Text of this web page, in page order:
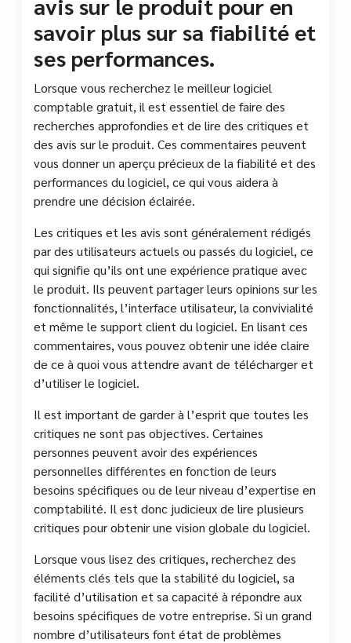
savoir plus sur sa fiabilité et
ses performances.
Lorsque vous recherchez le meilleur logiciel
comptable gratuit, il est essentiel de faire des
recherches approfondies et de lire des critiques et
des avis sur le produit. Ces commentaires peuvent
vous donner un aperçu précieux de la fiabilité et des
performances du logiciel, ce qui vous aidera à
prendre une décision éclairée.
Les critiques et les avis sont généralement rédigés
par des utilisateurs actuels ou passés du logiciel, ce
qui signifie qu’ils ont une expérience pratique avec
le produit. Ils peuvent partager leurs opinions sur les
fonctionnalités, l’interface utilisateur, la convivialité
et même le support client du logiciel. En lisant ces
commentaires, vous pouvez obtenir une idée claire
de ce à quoi vous attendre avant de télécharger et
d’utiliser le logiciel.
Il est important de garder à l’esprit que toutes les
critiques ne sont pas objectives. Certaines
personnes peuvent avoir des expériences
personnelles différentes en fonction de leurs
besoins spécifiques ou de leur niveau d’expertise en
comptabilité. Il est donc judicieux de lire plusieurs
critiques pour obtenir une vision globale du logiciel.
Lorsque vous lisez des critiques, recherchez des
éléments clés tels que la stabilité du logiciel, sa
facilité d’utilisation et sa capacité à répondre aux
besoins spécifiques de votre entreprise. Si un grand
nombre d’utilisateurs font état de problèmes